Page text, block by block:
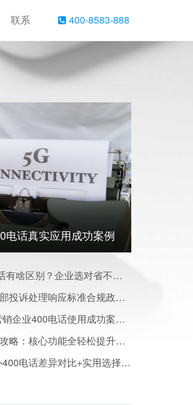
联系 400-8583-888
电话真实应用成功案例
400电话和800电话有啥区别？企业选对省不少钱
常州400电话工信部投诉处理响应标准合规政策一文读懂
必看！丽江数字营销企业400电话使用成功案例及效果分享
企业办理400电话攻略：核心功能全轻松提升服务水平
租赁和教育行业办400电话差异对比+实用选择建议